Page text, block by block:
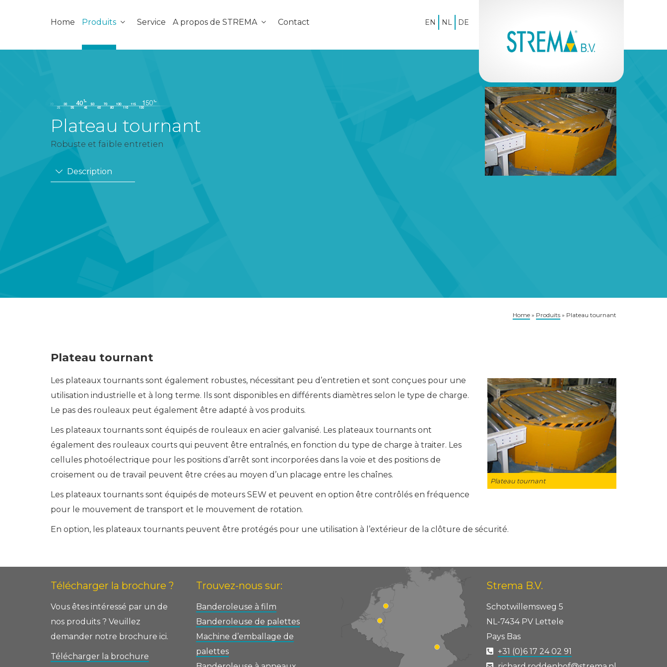
Home Produits Service A propos de STREMA Contact EN NL DE
Plateau tournant
Robuste et faible entretien
Description
Home » Produits » Plateau tournant
Plateau tournant
Plateau tournant
Les plateaux tournants sont également robustes, nécessitant peu d’entretien et sont conçues pour une
utilisation industrielle et à long terme. Ils sont disponibles en différents diamètres selon le type de charge.
Le pas des rouleaux peut également être adapté à vos produits.
Les plateaux tournants sont équipés de rouleaux en acier galvanisé. Les plateaux tournants ont
également des rouleaux courts qui peuvent être entraînés, en fonction du type de charge à traiter. Les
cellules photoélectrique pour les positions d’arrêt sont incorporées dans la voie et des positions de
croisement ou de travail peuvent être crées au moyen d’un placage entre les chaînes.
Les plateaux tournants sont équipés de moteurs SEW et peuvent en option être contrôlés en fréquence
pour le mouvement de transport et le mouvement de rotation.
En option, les plateaux tournants peuvent être protégés pour une utilisation à l’extérieur de la clôture de sécurité.
Strema B.V.
Schotwillemsweg 5
NL-7434 PV Lettele
Pays Bas
+31 (0)6 17 24 02 91
Télécharger la brochure ?
Vous êtes intéressé par un de
nos produits ? Veuillez
demander notre brochure ici.
Télécharger la brochure
Trouvez-nous sur:
Banderoleuse à film
Banderoleuse de palettes
Machine d’emballage de
palettes